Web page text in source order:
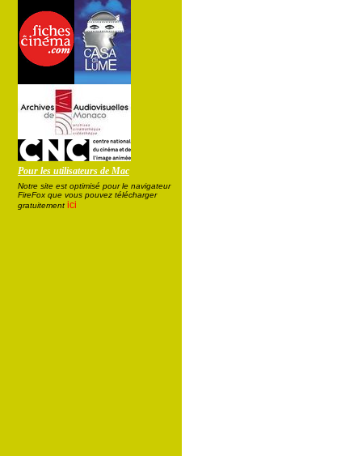
Pour les utilisateurs de Mac
Notre site est optimisé pour le navigateur
FireFox que vous pouvez télécharger
gratuitement ici